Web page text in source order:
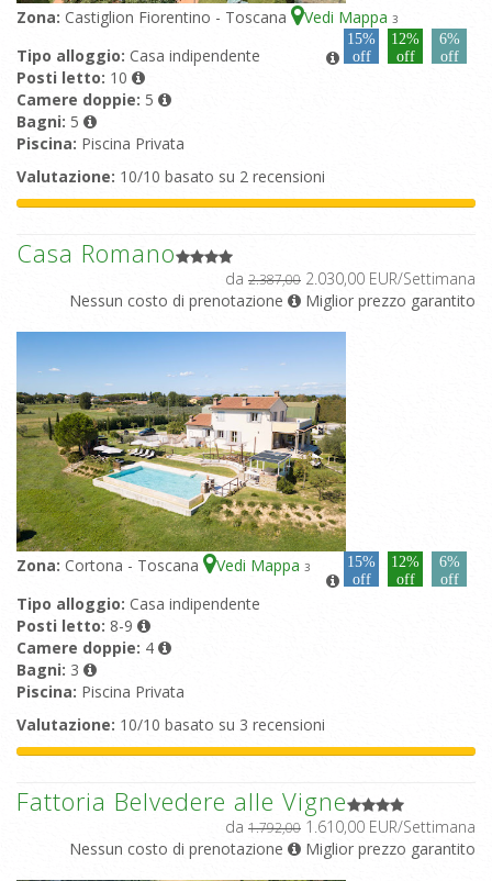
Zona: Castiglion Fiorentino - Toscana Vedi Mappa 3
15%
off
12%
off
6%
off
Tipo alloggio: Casa indipendente
Posti letto: 10
Camere doppie: 5
Bagni: 5
Piscina: Piscina Privata
Valutazione: 10/10 basato su 2 recensioni
Casa Romano
da 2.387,00 2.030,00 EUR/Settimana
Nessun costo di prenotazione
Miglior prezzo garantito
Zona: Cortona - Toscana Vedi Mappa 3
15%
off
12%
off
6%
off
Tipo alloggio: Casa indipendente
Posti letto: 8-9
Camere doppie: 4
Bagni: 3
Piscina: Piscina Privata
Valutazione: 10/10 basato su 3 recensioni
Fattoria Belvedere alle Vigne
da 1.792,00 1.610,00 EUR/Settimana
Nessun costo di prenotazione
Miglior prezzo garantito